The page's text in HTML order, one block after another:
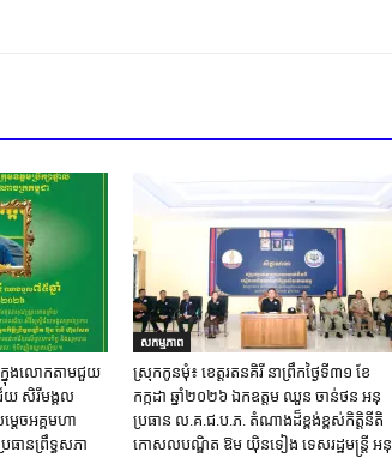
នុងលោកតាមជួយ
ជ័យ សិរីមង្គល
េចអគ្គមហា
ានព្រឹទ្ធសភា
សកម្មភាព
ស្រុក​កូនមុំ៖ ខេត្ត​រតនគិរី​ នាព្រឹកថ្ងៃទី៣១​ ខែ
កក្កដា ឆ្នាំ២០២៦ ឯកឧត្តម​ ឈួន ចាន់ថន អនុ
ប្រធាន ល.គ.ជ.ប.ភ. តំណាង​ដ៏ខ្ពង់ខ្ពស់​កិត្តិនីតិ
កោសលបណ្ឌិត​ ឱម​ យ៉ិនទៀង​ ទេសរដ្ឋមន្រ្តី​ អនុ